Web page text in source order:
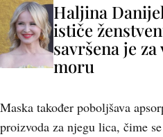
Haljina
ističe
savršena je
moru
Maska također poboljšava
proizvoda za njegu lica, čime